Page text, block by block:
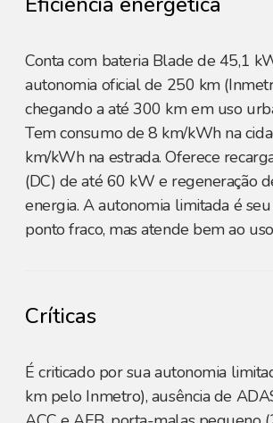
Conta com bateria Blade de 45,1
autonomia oficial de 250 km
chegando a até 300 km em uso
Tem consumo de 8 km/kWh na
km/kWh na estrada. Oferece
(DC) de até 60 kW e regeneração
energia. A autonomia limitada é
ponto fraco, mas atende bem ao
Críticas
É criticado por sua autonomia
km pelo Inmetro), ausência de